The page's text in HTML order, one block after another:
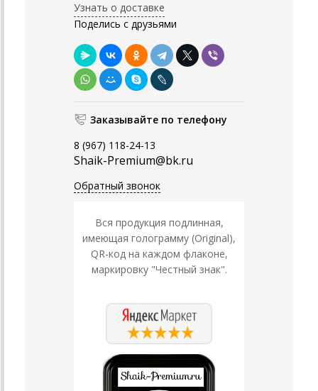
Узнать о доставке
Поделись с друзьями
Заказывайте по телефону
8 (967) 118-24-13
Shaik-Premium@bk.ru
Обратный звонок
Вся продукция подлинная,
имеющая голограмму (Original),
QR-код на каждом флаконе,
маркировку "Честный знак".